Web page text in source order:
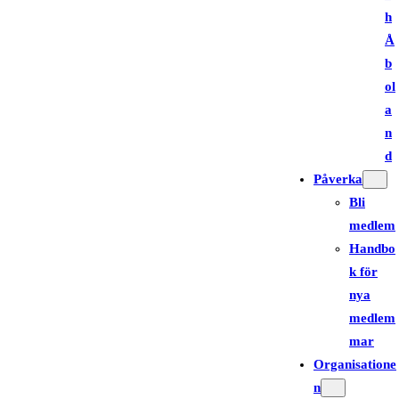
h
Å
b
ol
a
n
d
Påverka
Bli
medlem
Handbo
k för
nya
medlem
mar
Organisatione
n